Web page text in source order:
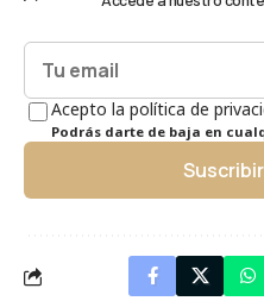
Acepto la política de
Podrás darte de baja en